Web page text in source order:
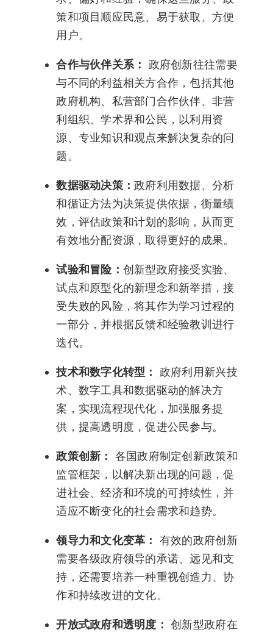
策和项目顺应民意、易于获取、方便
用户。
合作与伙伴关系： 政府创新往往需要
与不同的利益相关方合作，包括其他
政府机构、私营部门合作伙伴、非营
利组织、学术界和公民，以利用资
源、专业知识和观点来解决复杂的问
题。
数据驱动决策：政府利用数据、分析
和循证方法为决策提供依据，衡量绩
效，评估政策和计划的影响，从而更
有效地分配资源，取得更好的成果。
试验和冒险： 创新型政府接受实验、
试点和原型化的新理念和新举措，接
受失败的风险，将其作为学习过程的
一部分，并根据反馈和经验教训进行
迭代。
技术和数字化转型： 政府利用新兴技
术、数字工具和数据驱动的解决方
案，实现流程现代化，加强服务提
供，提高透明度，促进公民参与。
政策创新： 各国政府制定创新政策和
监管框架，以解决新出现的问题，促
进社会、经济和环境的可持续性，并
适应不断变化的社会需求和趋势。
领导力和文化变革： 有效的政府创新
需要各级政府领导的承诺、远见和支
持，还需要培养一种重视创造力、协
作和持续改进的文化。
开放式政府和透明度：创新型政府在